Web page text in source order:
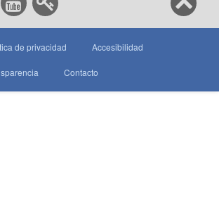
de privacidad Accesibilidad
Contacto